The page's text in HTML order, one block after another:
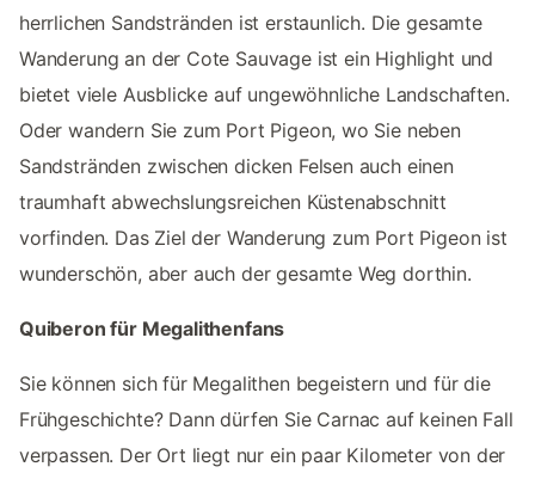
herrlichen Sandstränden ist erstaunlich. Die gesamte
Wanderung an der Cote Sauvage ist ein Highlight und
bietet viele Ausblicke auf ungewöhnliche Landschaften.
Oder wandern Sie zum Port Pigeon, wo Sie neben
Sandstränden zwischen dicken Felsen auch einen
traumhaft abwechslungsreichen Küstenabschnitt
vorfinden. Das Ziel der Wanderung zum Port Pigeon ist
wunderschön, aber auch der gesamte Weg dorthin.
Quiberon für Megalithenfans
Sie können sich für Megalithen begeistern und für die
Frühgeschichte? Dann dürfen Sie Carnac auf keinen Fall
verpassen. Der Ort liegt nur ein paar Kilometer von der